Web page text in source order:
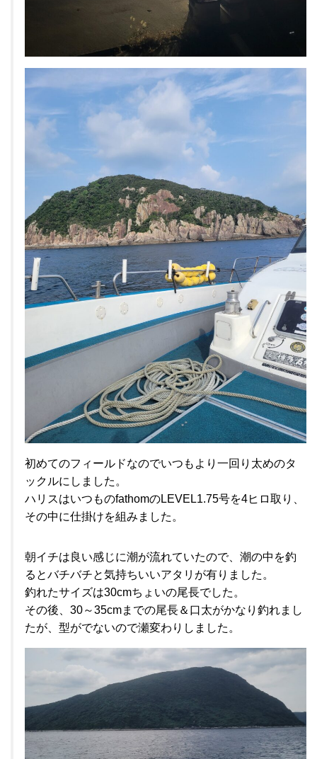
初めてのフィールドなのでいつもより一回り太めのタ
ックルにしました。
ハリスはいつものfathomのLEVEL1.75号を4ヒロ取り、
その中に仕掛けを組みました。
朝イチは良い感じに潮が流れていたので、潮の中を釣
るとバチバチと気持ちいいアタリが有りました。
釣れたサイズは30cmちょいの尾長でした。
その後、30～35cmまでの尾長＆口太がかなり釣れまし
たが、型がでないので瀬変わりしました。